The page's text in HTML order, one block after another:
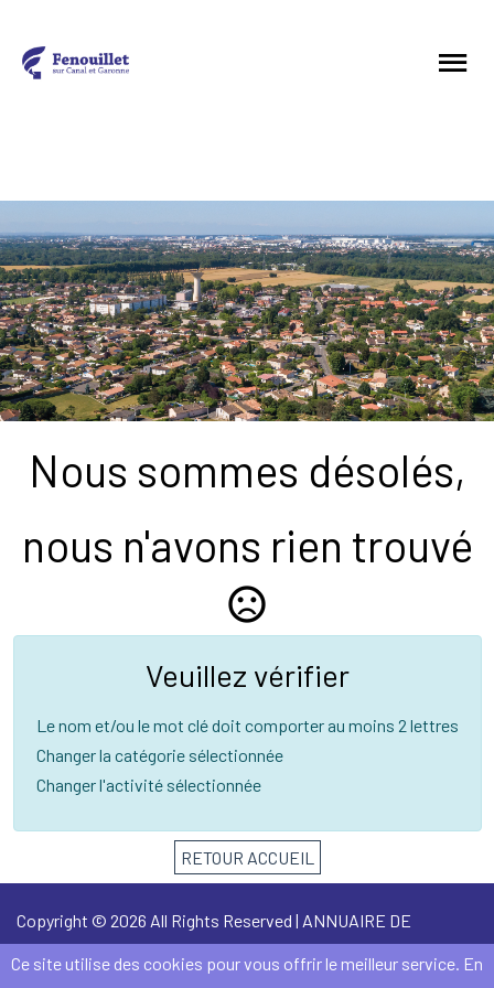
Nous sommes désolés,
nous n'avons rien trouvé
sentiment_very_dissatisfied
Veuillez vérifier
Le nom et/ou le mot clé doit comporter au moins 2 lettres
Changer la catégorie sélectionnée
Changer l'activité sélectionnée
RETOUR ACCUEIL
Copyright © 2026 All Rights Reserved | ANNUAIRE DE
FENOUILLET -Mentions Légales
Ce site utilise des cookies pour vous offrir le meilleur service. En